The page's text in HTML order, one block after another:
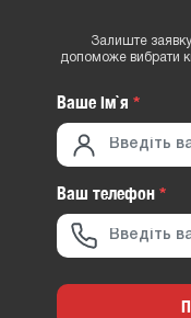
Залиште
допоможе вибрати
Ваше iм`я *
Ваш телефон*